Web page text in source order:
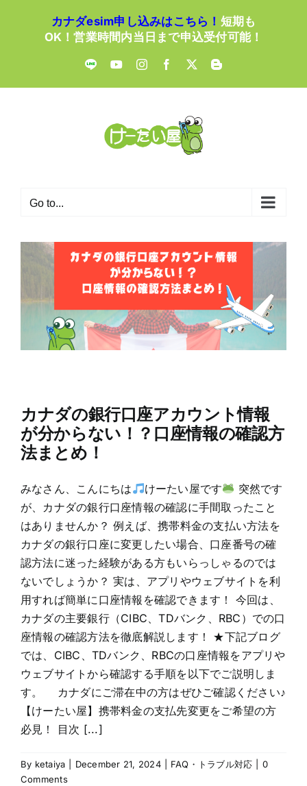
カナダesim申し込みはこちら！ 短期も
OK！営業時間内当日まで申込受付可能！
LINE YouTubeInstagramFacebook
X Blogger
Go to...
カナダの銀行口座アカウント情報
が分からない！？口座情報の確認方
法まとめ！
みなさん、こんにちは けーたい屋です
突然です
が、カナダの銀行口座情報の確認に手間取ったこと
はありませんか？ 例えば、携帯料金の支払い方法を
カナダの銀行口座に変更したい場合、口座番号の確
認方法に迷った経験がある方もいらっしゃるのでは
ないでしょうか？ 実は、アプリやウェブサイトを利
用すれば簡単に口座情報を確認できます！ 今回は、
カナダの主要銀行（CIBC、TDバンク、RBC）での口
座情報の確認方法を徹底解説します！ ★下記ブログ
では、CIBC、TDバンク、RBCの口座情報をアプリや
ウェブサイトから確認する手順を以下でご説明しま
す。 カナダにご滞在中の方はぜひご確認ください♪
【けーたい屋】携帯料金の支払先変更をご希望の方
必見！ 目次 [...]
By ketaiya December 21, 2024 FAQ・トラブル対応
0
Comments